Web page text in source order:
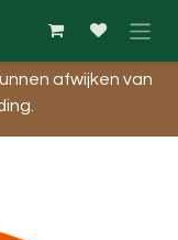
afwijken van